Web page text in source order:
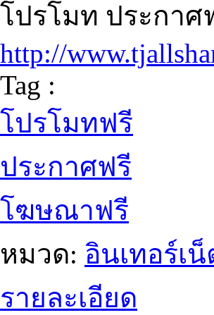
โปรโมท ประกา
http://
Tag :
โปรโมทฟรี
ประกาศฟรี
โฆษณาฟรี
หมวด: อินเทอร์เน็
รายละเอียด